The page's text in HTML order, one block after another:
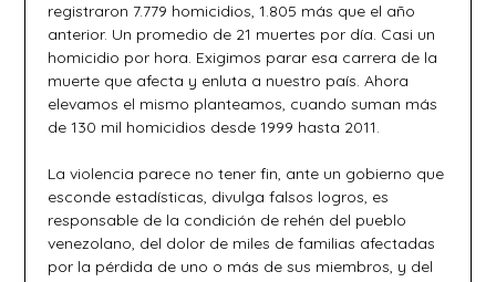
registraron 7.779 homicidios, 1.805 más que el año
anterior. Un promedio de 21 muertes por día. Casi un
homicidio por hora. Exigimos parar esa carrera de la
muerte que afecta y enluta a nuestro país. Ahora
elevamos el mismo planteamos, cuando suman más
de 130 mil homicidios desde 1999 hasta 2011.
La violencia parece no tener fin, ante un gobierno que
esconde estadísticas, divulga falsos logros, es
responsable de la condición de rehén del pueblo
venezolano, del dolor de miles de familias afectadas
por la pérdida de uno o más de sus miembros, y del